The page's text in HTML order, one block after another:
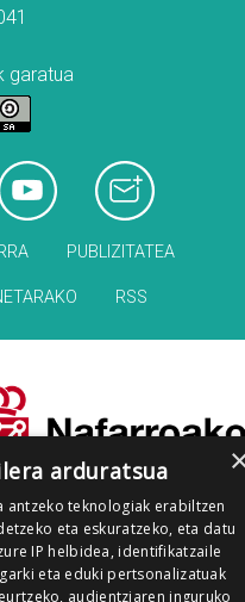
garatua
PUBLIZITATEA
RSS
arduratsua
antzeko teknologiak erabiltzen
eta eskuratzeko, eta datu
IP helbidea, identifikatzaile
eta eduki pertsonalizatuak
audientziaren inguruko